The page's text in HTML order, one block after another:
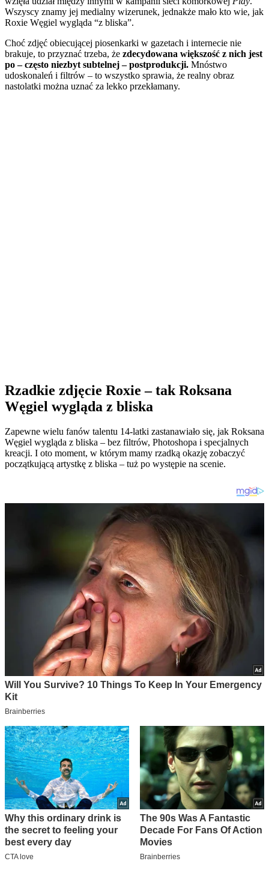
Wszyscy znamy jej medialny wizerunek, jednakże mało kto wie, jak
Roxie Węgiel wygląda “z bliska”.
Choć zdjęć obiecującej piosenkarki w gazetach i internecie nie
brakuje, to przyznać trzeba, że zdecydowana większość z nich jest
po – często niezbyt subtelnej – postprodukcji. Mnóstwo
udoskonaleń i filtrów – to wszystko sprawia, że realny obraz
nastolatki można uznać za lekko przekłamany.
Rzadkie zdjęcie Roxie – tak Roksana
Węgiel wygląda z bliska
Zapewne wielu fanów talentu 14-latki zastanawiało się, jak Roksana
Węgiel wygląda z bliska – bez filtrów, Photoshopa i specjalnych
kreacji. I oto moment, w którym mamy rzadką okazję zobaczyć
początkującą artystkę z bliska – tuż po występie na scenie.